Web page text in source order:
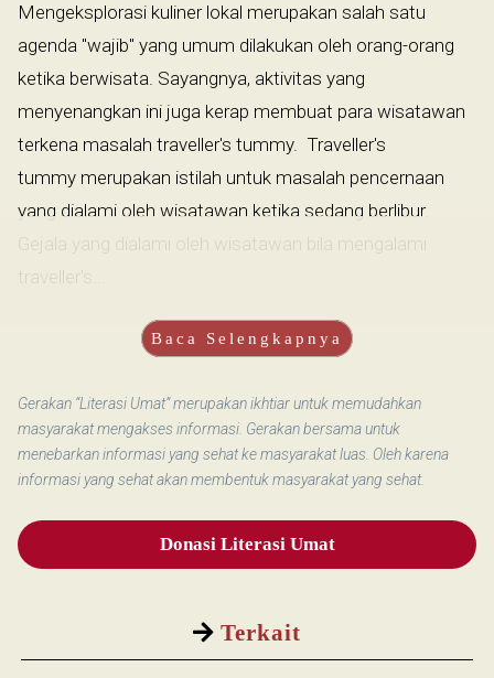
Terkait
Mengeksplorasi kuliner lokal merupakan salah satu
agenda "wajib" yang umum dilakukan oleh orang-orang
ketika berwisata. Sayangnya, aktivitas yang
menyenangkan ini juga kerap membuat para wisatawan
terkena masalah traveller's tummy. Traveller's
tummy merupakan istilah untuk masalah pencernaan
yang dialami oleh wisatawan ketika sedang berlibur.
Gejala yang dialami oleh wisatawan bila mengalami
traveller's...
Baca Selengkapnya
Gerakan “Literasi Umat” merupakan ikhtiar untuk memudahkan
masyarakat mengakses informasi. Gerakan bersama untuk
menebarkan informasi yang sehat ke masyarakat luas. Oleh karena
informasi yang sehat akan membentuk masyarakat yang sehat.
Donasi Literasi Umat